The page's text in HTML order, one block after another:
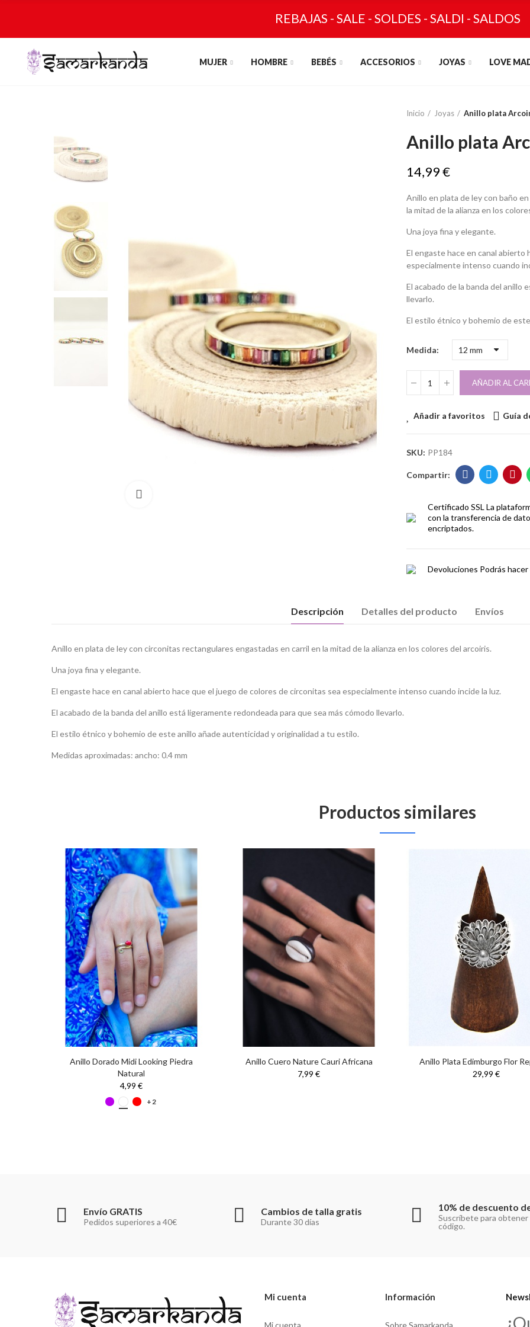
REBAJAS - SALE - SOLDES - SALDI - SALDOS
MUJER HOMBRE BEBÉS ACCESORIOS JOYAS LOVE
Inicio Joyas Anillo plata
Anillo plata
14,99 €
Anillo en plata de ley con baño
la mitad de la alianza en los
Una joya fina y elegante.
El engaste hace en canal abierto
especialmente intenso cuando
El acabado de la banda del anillo
llevarlo.
El estilo étnico y bohemio de
Medida
AÑADIR AL
Añadir a favoritos Guía
SKU: PP184
Certificado SSL La
con la transferencia de
encriptados.
Devoluciones Podrás
Descripción Detalles del producto Envíos
Anillo en plata de ley con circonitas rectangulares engastadas en carril en la mitad de la alianza en los colores del arcoiris.
Una joya fina y elegante.
El engaste hace en canal abierto hace que el juego de colores de circonitas sea especialmente intenso cuando incide la luz.
El acabado de la banda del anillo está ligeramente redondeada para que sea más cómodo llevarlo.
El estilo étnico y bohemio de este anillo añade autenticidad y originalidad a tu estilo.
Medidas aproximadas: ancho: 0.4 mm
Productos similares
Anillo Dorado Midi Looking Piedra
Natural
4,99 €
+2
Anillo Cuero Nature Cauri Africana
7,99 €
Anillo Plata Edimburgo Flor
29,99 €
Envío GRATIS
Pedidos superiores a 40€
Cambios de talla gratis
Durante 30 días
10% de descuento
Suscríbete para obtener
código.
Mi cuenta
Mi cuenta
Información
Sobre Samarkanda